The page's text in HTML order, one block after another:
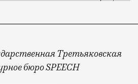
Третьяковская
бюро SPEECH